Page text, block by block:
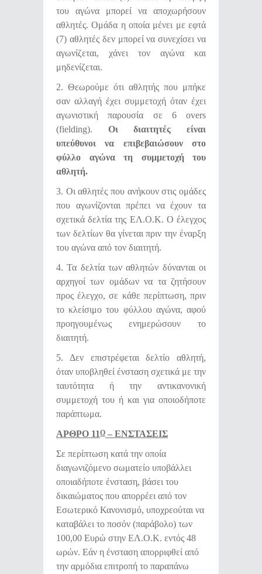
του αγώνα μπορεί να αποχωρήσουν
αθλητές. Ομάδα η οποία μένει με εφτά
(7) αθλητές δεν μπορεί να συνεχίσει να
αγωνίζεται, χάνει τον αγώνα και
μηδενίζεται.
2. Θεωρούμε ότι αθλητής που μπήκε
σαν αλλαγή έχει συμμετοχή όταν έχει
αγωνιστική παρουσία σε 6 overs
(fielding). Οι διαιτητές είναι
υπεύθυνοι να επιβεβαιώσουν στο
φύλλο αγώνα τη συμμετοχή του
αθλητή.
3. Οι αθλητές που ανήκουν στις ομάδες
που αγωνίζονται πρέπει να έχουν τα
σχετικά δελτία της ΕΛ.Ο.Κ. Ο έλεγχος
των δελτίων θα γίνεται πριν την έναρξη
του αγώνα από τον διαιτητή.
4. Τα δελτία των αθλητών δύνανται οι
αρχηγοί των ομάδων να τα ζητήσουν
προς έλεγχο, σε κάθε περίπτωση, πριν
το κλείσιμο του φύλλου αγώνα, αφού
προηγουμένως ενημερώσουν το
διαιτητή.
5. Δεν επιστρέφεται δελτίο αθλητή,
όταν υποβληθεί ένσταση σχετικά με την
ταυτότητα ή την αντικανονική
συμμετοχή του ή και για οποιοδήποτε
παράπτωμα.
ΑΡΘΡΟ 11Ο – ΕΝΣΤΑΣΕΙΣ
Σε περίπτωση κατά την οποία
διαγωνιζόμενο σωματείο υποβάλλει
οποιαδήποτε ένσταση, βάσει του
δικαιώματος που απορρέει από τον
Εσωτερικό Κανονισμό, υποχρεούται να
καταβάλει το ποσόν (παράβολο) των
100,00 Ευρώ στην ΕΛ.Ο.Κ. εντός 48
ωρών. Εάν η ένσταση απορριφθεί από
την αρμόδια επιτροπή το παραπάνω